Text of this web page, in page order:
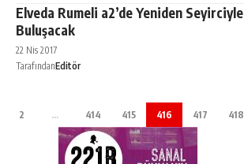
Elveda Rumeli a2’de Yeniden Seyirciyle
Buluşacak
22 Nis 2017
TarafındanEditör
2 … 414 415 416 417 418